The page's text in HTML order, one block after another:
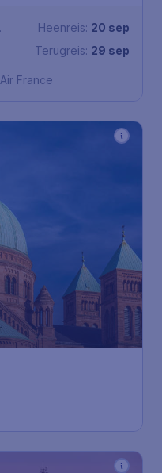
Heenreis: 20 sep
Terugreis: 29 sep
Air France